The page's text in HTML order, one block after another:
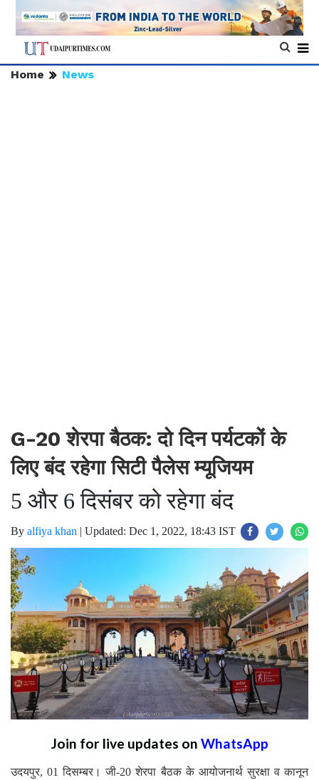
Home News
G-20 शेरपा बैठक: दो दिन पर्यटकों के
लिए बंद रहेगा सिटी पैलेस म्यूजियम
5 और 6 दिसंबर को रहेगा बंद
By alfiya khan | Updated: Dec 1, 2022, 18:43 IST
Join for live updates on WhatsApp
उदयपुर, 01 दिसम्बर। जी-20 शेरपा बैठक के आयोजनार्थ सुरक्षा व कानून